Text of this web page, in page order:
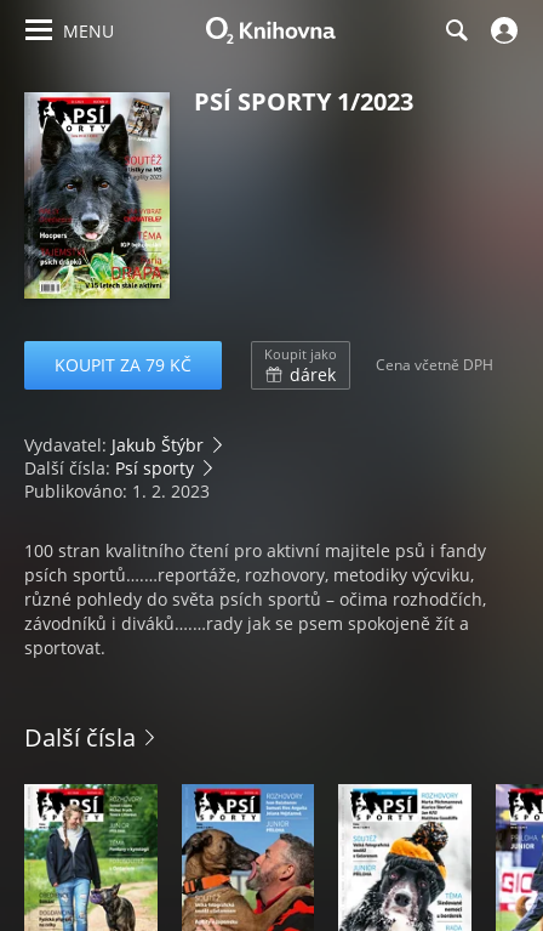
MENU
PSÍ SPORTY 1/2023
KOUPIT ZA 79 KČ Koupit jako
dárek Cena včetně DPH
Vydavatel: Jakub Štýbr
Další čísla: Psí sporty
Publikováno: 1. 2. 2023
100 stran kvalitního čtení pro aktivní majitele psů i fandy
psích sportů….…reportáže, rozhovory, metodiky výcviku,
různé pohledy do světa psích sportů – očima rozhodčích,
závodníků i diváků….…rady jak se psem spokojeně žít a
sportovat.
Další čísla